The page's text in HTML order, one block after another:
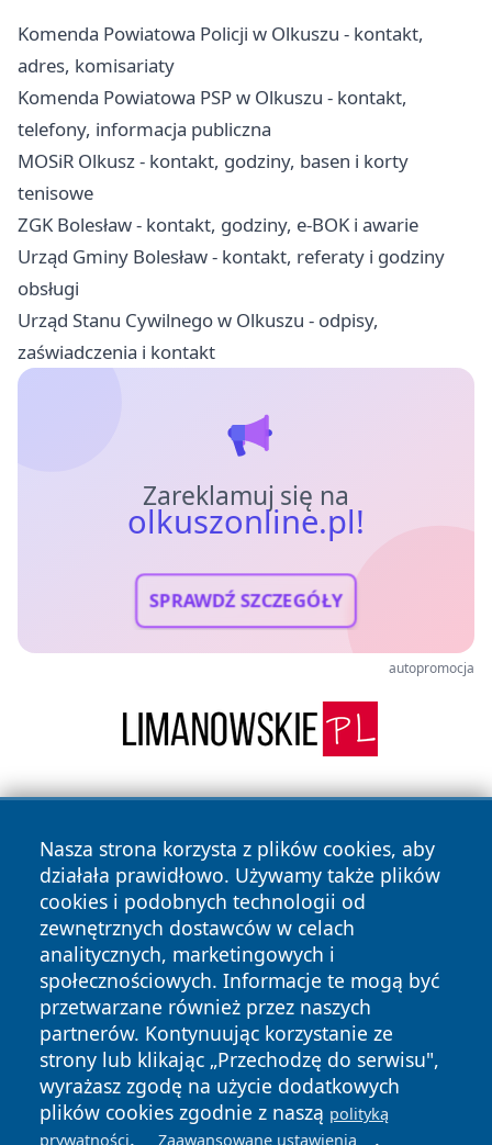
Komenda Powiatowa Policji w Olkuszu - kontakt,
adres, komisariaty
Komenda Powiatowa PSP w Olkuszu - kontakt,
telefony, informacja publiczna
MOSiR Olkusz - kontakt, godziny, basen i korty
tenisowe
ZGK Bolesław - kontakt, godziny, e-BOK i awarie
Urząd Gminy Bolesław - kontakt, referaty i godziny
obsługi
Urząd Stanu Cywilnego w Olkuszu - odpisy,
zaświadczenia i kontakt
Zareklamuj się na
olkuszonline.pl!
SPRAWDŹ SZCZEGÓŁY
autopromocja
Nasza strona korzysta z plików cookies, aby
działała prawidłowo. Używamy także plików
cookies i podobnych technologii od
zewnętrznych dostawców w celach
analitycznych, marketingowych i
społecznościowych. Informacje te mogą być
przetwarzane również przez naszych
partnerów. Kontynuując korzystanie ze
strony lub klikając „Przechodzę do serwisu",
wyrażasz zgodę na użycie dodatkowych
plików cookies zgodnie z naszą polityką
prywatności. Zaawansowane ustawienia .
Copyright © 2026 olkuszonline.pl Wszystkie prawa
zastrzeżone.
News Autorzy
Polityka
Prywatności
Polityka
Cookies